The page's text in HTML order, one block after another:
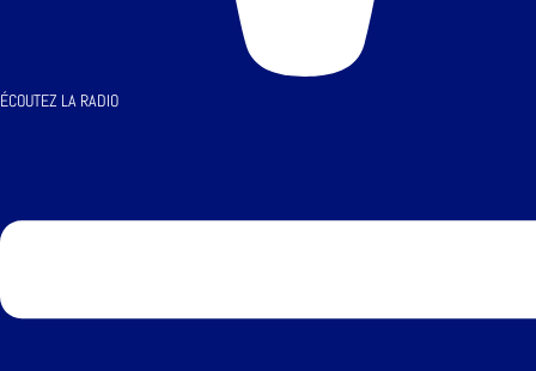
ÉCOUTEZ LA RADIO